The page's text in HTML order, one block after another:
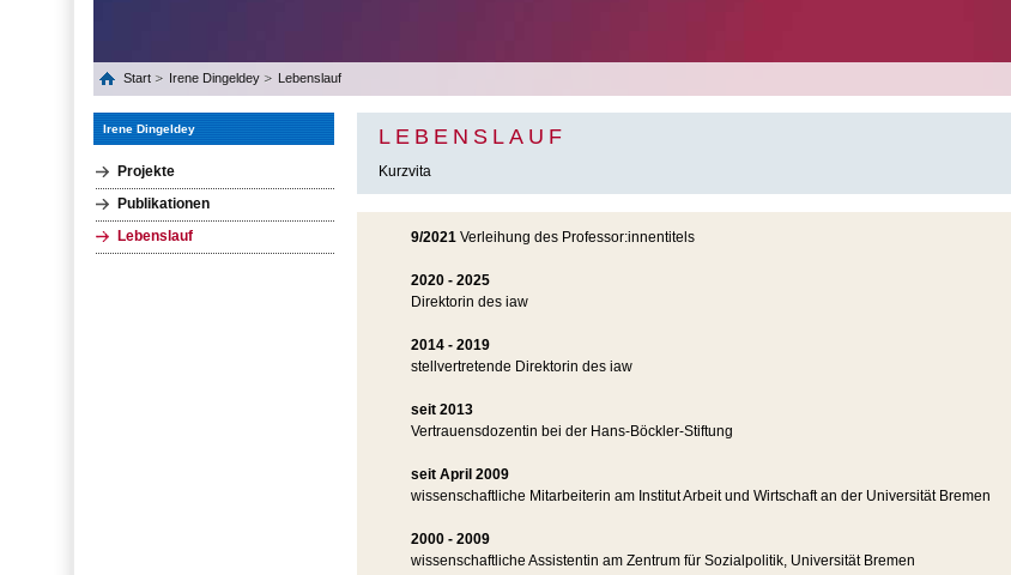
Start Irene Dingeldey Lebenslauf
Irene Dingeldey
Projekte
Publikationen
Lebenslauf
LEBENSLAUF
Kurzvita
9/2021 Verleihung des Professor:innentitels
2020 - 2025
Direktorin des iaw
2014 - 2019
stellvertretende Direktorin des iaw
seit 2013
Vertrauensdozentin bei der Hans-Böckler-Stiftung
seit April 2009
wissenschaftliche Mitarbeiterin am Institut Arbeit und Wirtschaft an der Universität Bremen
2000 - 2009
wissenschaftliche Assistentin am Zentrum für Sozialpolitik, Universität Bremen